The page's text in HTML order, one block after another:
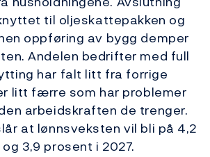
til oljeskattepakken og
oppføring av bygg demper
Andelen bedrifter med full
har falt litt fra forrige
litt færre som har problemer
arbeidskraften de trenger.
at lønnsveksten vil bli på 4,2
3,9 prosent i 2027.